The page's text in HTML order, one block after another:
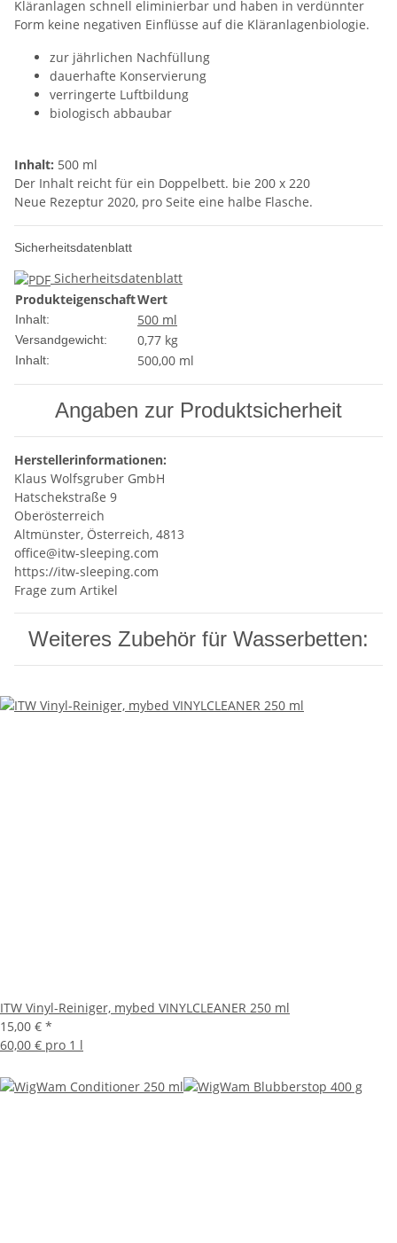
Kläranlagen schnell eliminierbar und haben in verdünnter
Form keine negativen Einflüsse auf die Kläranlagenbiologie.
zur jährlichen Nachfüllung
dauerhafte Konservierung
verringerte Luftbildung
biologisch abbaubar
Inhalt: 500 ml
Der Inhalt reicht für ein Doppelbett. bie 200 x 220
Neue Rezeptur 2020, pro Seite eine halbe Flasche.
Sicherheitsdatenblatt
Sicherheitsdatenblatt
ProdukteigenschaftWert
Inhalt: 500 ml
Versandgewicht: 0,77 kg
Inhalt: 500,00 ml
Angaben zur Produktsicherheit
Herstellerinformationen:
Klaus Wolfsgruber GmbH
Hatschekstraße 9
Oberösterreich
Altmünster, Österreich, 4813
office@itw-sleeping.com
https://itw-sleeping.com
Frage zum Artikel
Weiteres Zubehör für Wasserbetten:
ITW Vinyl-Reiniger, mybed VINYLCLEANER 250 ml
15,00 € *
60,00 € pro 1 l